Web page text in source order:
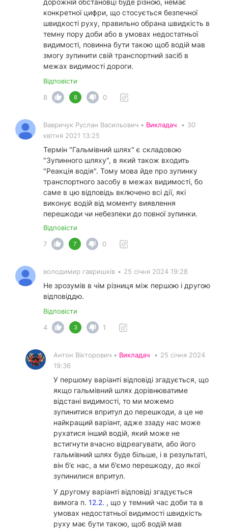
дорожній обстановці буде різною, немає
конкретної цифри, що стосується безпечної
швидкості руху, правильно обрана швидкість в
темну пору доби або в умовах недостатньої
видимості, повинна бути такою щоб водій мав
змогу зупинити свій транспортний засіб в
межах видимості дороги.
Відповісти
8
8 0
Вавричук Руслан Васильович • Викладач • 30
квітня 2021 13:25
Термін "Гальмівний шлях" є складовою
"Зупинного шляху", в який також входить
"Реакція водія". Тому мова йде про зупинку
транспортного засобу в межах видимості, бо
саме в цю відповідь включено всі дії, які
виконує водій від моменту виявлення
перешкоди чи небезпеки до повної зупинки.
Відповісти
7
7 0
володимир гавришків • 25 січня 2024 19:28
Не зрозумів в чім різниця між першою і другою
відповіддю.
Відповісти
4
3 1
Антон Вікторович • Викладач • 25 січня 2024
19:36
У першому варіанті відповіді згадується, що
якщо гальмівний шлях дорівнюватиме
відстані видимості, то ми можемо
зупинитися впритул до перешкоди, а це не
найкращий варіант, адже ззаду нас може
рухатися інший водій, який може не
встигнути вчасно відреагувати, або його
гальмівний шлях буде більше, і в результаті,
він б'є нас, а ми б'ємо перешкоду, до якої
зупинилися впритул.
У другому варіанті відповіді згадується
вимога п. 12.2. , що у темний час доби та в
умовах недостатньої видимості швидкість
руху має бути такою, щоб водій мав